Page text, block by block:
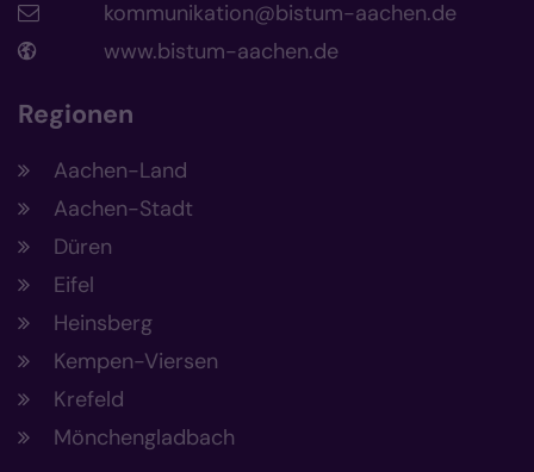
kommunikation@bistum-aachen.de
www.bistum-aachen.de
Regionen
Aachen-Land
Aachen-Stadt
Düren
Eifel
Heinsberg
Kempen-Viersen
Krefeld
Mönchengladbach